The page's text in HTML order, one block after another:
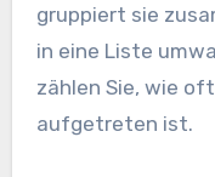
gruppiert sie
in eine Liste
zählen Sie, wie
aufgetreten ist.